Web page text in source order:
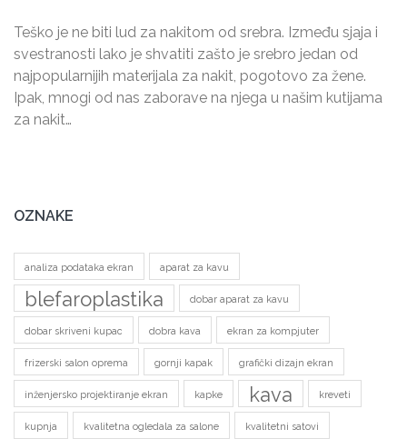
Teško je ne biti lud za nakitom od srebra. Između sjaja i
svestranosti lako je shvatiti zašto je srebro jedan od
najpopularnijih materijala za nakit, pogotovo za žene.
Ipak, mnogi od nas zaborave na njega u našim kutijama
za nakit…
OZNAKE
analiza podataka ekran aparat za kavu
blefaroplastika dobar aparat za kavu
dobar skriveni kupac dobra kava ekran za kompjuter
frizerski salon oprema gornji kapak grafički dizajn ekran
inženjersko projektiranje ekran kapke kava kreveti
kupnja kvalitetna ogledala za salone kvalitetni satovi